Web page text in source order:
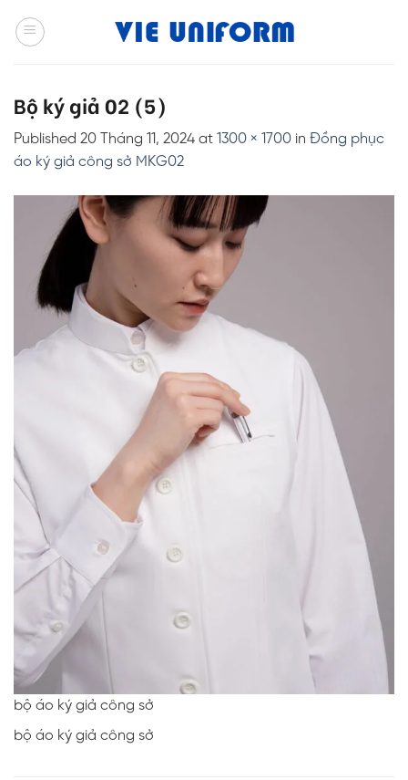
Bộ ký giả 02 (5)
Published 20 Tháng 11, 2024 at 1300 × 1700 in Đồng phục
áo ký giả công sở MKG02
bộ áo ký giả công sở
bộ áo ký giả công sở